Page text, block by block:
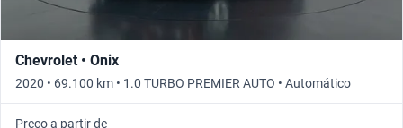
Chevrolet • Onix
2020 • 69.100 km • 1.0 TURBO PREMIER AUTO • Automático
Preço a partir de